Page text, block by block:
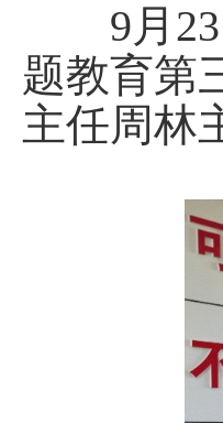
9月23
题教育第
主任周林